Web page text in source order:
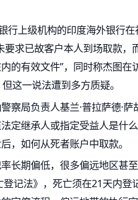
行上级机构的印度海外银行
要求已故客户本人到场取款，
的有效文件”，同时称杰图在
这一说法遭到多方质疑。
察局负责人基兰·普拉萨德·
定继承人或指定受益人是什
，如何从死者账户中取款。
长期偏低，很多偏远地区甚
记法》，死亡须在21天内登